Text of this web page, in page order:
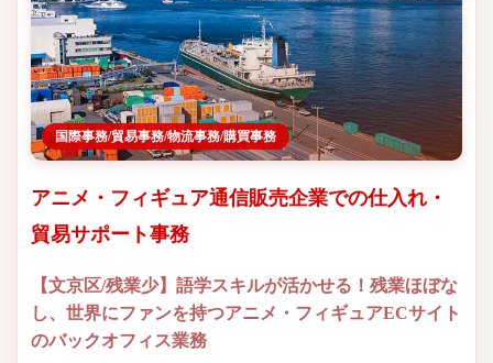
国際事務/貿易事務/物流事務/購買事務
アニメ・フィギュア通信販売企業での仕入れ・
貿易サポート事務
【文京区/残業少】語学スキルが活かせる！残業ほぼな
し、世界にファンを持つアニメ・フィギュアECサイト
のバックオフィス業務